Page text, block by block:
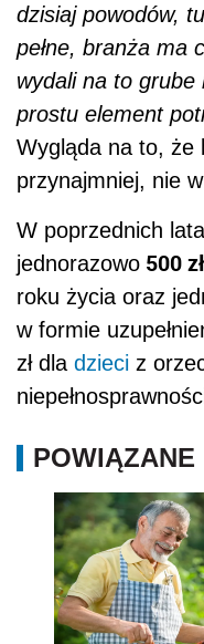
dzisiaj powodów,
pełne, branża ma
wydali na to grube
prostu element
Wygląda na to, że
przynajmniej, nie
W poprzednich
jednorazowo 500 zł
roku życia oraz
w formie
zł dla dzieci z
POWIĄZANE